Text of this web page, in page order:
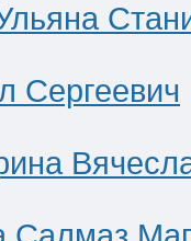
Сергеевич